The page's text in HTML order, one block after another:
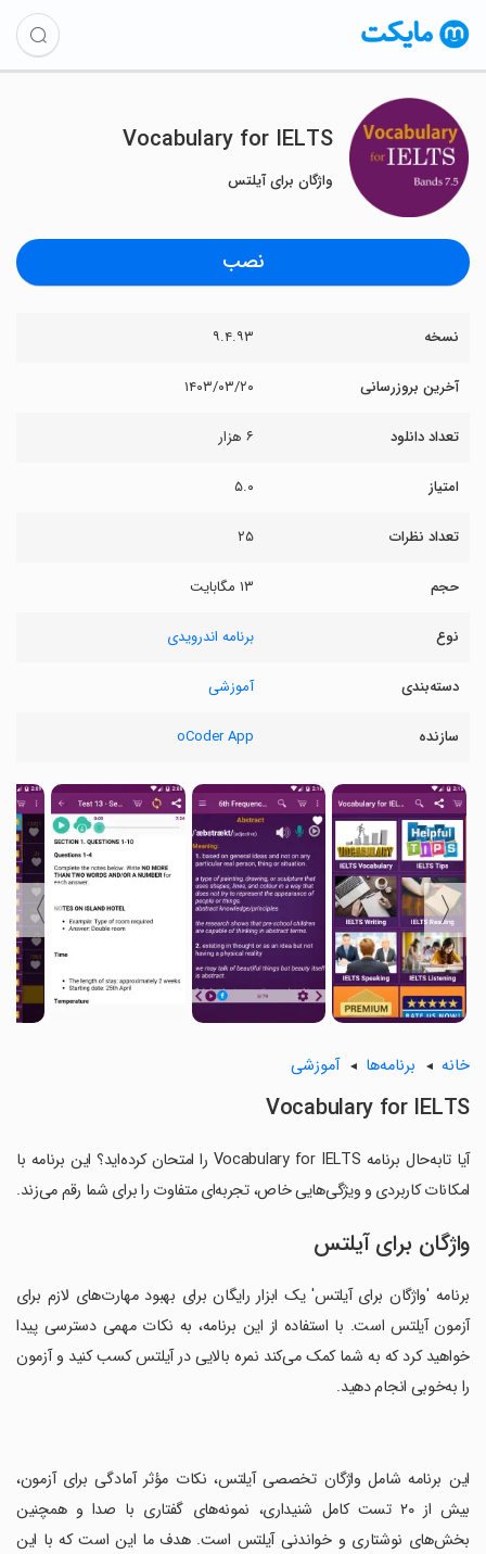
Vocabulary for IELTS
واژگان برای آیلتس
نصب
نسخه ۹.۴.۹۳
آخرین بروزرسانی ۱۴۰۳/۰۳/۲۰
تعداد دانلود ۶ هزار
امتیاز ۵.۰
تعداد نظرات ۲۵
حجم ۱۳ مگابایت
نوع برنامه اندرویدی
دسته‌بندی آموزشی
سازنده oCoder App
〈
〉
خانه برنامه‌ها آموزشی
Vocabulary for IELTS
آیا تابه‌حال برنامه Vocabulary for IELTS را امتحان کرده‌اید؟ این برنامه با
امکانات کاربردی و ویژگی‌هایی خاص، تجربه‌ای متفاوت را برای شما رقم می‌زند.
واژگان برای آیلتس
برنامه 'واژگان برای آیلتس' یک ابزار رایگان برای بهبود مهارت‌های لازم برای
آزمون آیلتس است. با استفاده از این برنامه، به نکات مهمی دسترسی پیدا
خواهید کرد که به شما کمک می‌کند نمره بالایی در آیلتس کسب کنید و آزمون
را به‌خوبی انجام دهید.
‏این برنامه شامل واژگان تخصصی آیلتس، نکات مؤثر آمادگی برای آزمون،
بیش از ۲۰ تست کامل شنیداری، نمونه‌های گفتاری با صدا و همچنین
بخش‌های نوشتاری و خواندنی آیلتس است. هدف ما این است که با این